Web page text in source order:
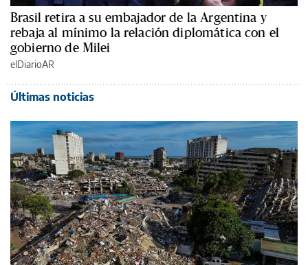
Brasil retira a su embajador de la Argentina y
rebaja al mínimo la relación diplomática con el
gobierno de Milei
elDiarioAR
Últimas noticias